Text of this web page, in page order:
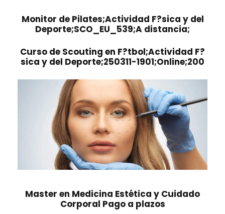
Monitor de Pilates;Actividad F?sica y del
Deporte;SCO_EU_539;A distancia;
Curso de Scouting en F?tbol;Actividad F?
sica y del Deporte;250311-1901;Online;200
Master en Medicina Estética y Cuidado
Corporal Pago a plazos